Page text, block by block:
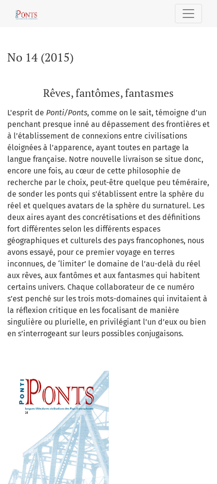
No 14 (2015)
Rêves, fantômes, fantasmes
L'esprit de Ponti/Ponts, comme on le sait, témoigne d’un
penchant presque inné au dépassement des frontières et
à l’établissement de connexions entre civilisations
éloignées à l’apparence, ayant toutes en partage la
langue française. Notre nouvelle livraison se situe donc,
encore une fois, au cœur de cette philosophie de
recherche par le choix, peut-être quelque peu téméraire,
de sonder les ponts qui s’établissent entre la sphère du
réel et quelques avatars de la sphère du surnaturel. Les
deux aires ayant des concrétisations et des définitions
fort différentes selon les différents espaces
géographiques et culturels des pays francophones, nous
avons essayé, pour ce premier voyage en terres
inconnues, de ‘limiter’ le domaine de l’au-delà du réel
aux rêves, aux fantômes et aux fantasmes qui habitent
certains univers. Chaque collaborateur de ce numéro
s’est penché sur les trois mots-domaines qui invitaient à
la réflexion critique en les focalisant de manière
singulière ou plurielle, en privilégiant l’un d’eux ou bien
en s’interrogeant sur leurs possibles conjugaisons.